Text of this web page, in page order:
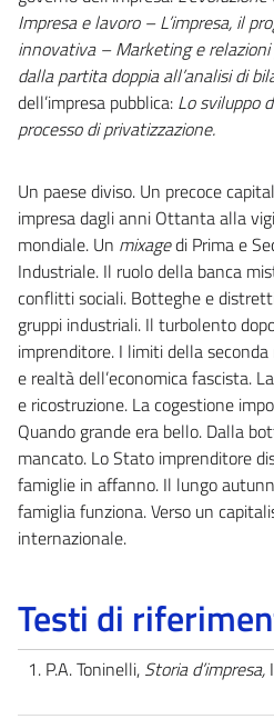
Impresa e lavoro – L’impresa, il
innovativa – Marketing e
dalla partita doppia all’analisi di
dell’impresa pubblica: Lo sviluppo
processo di privatizzazione.
Un paese diviso. Un precoce
impresa dagli anni Ottanta alla
mondiale. Un mixagedi Prima e
Industriale. Il ruolo della banca
conflitti sociali. Botteghe e
gruppi industriali. Il turbolento
imprenditore. I limiti della
e realtà dell’economica fascista.
e ricostruzione. La cogestione
Quando grande era bello. Dalla
mancato. Lo Stato imprenditore
famiglie in affanno. Il lungo
famiglia funziona. Verso un
internazionale.
Testi di
1. P.A. Toninelli, Storia d’impresa,